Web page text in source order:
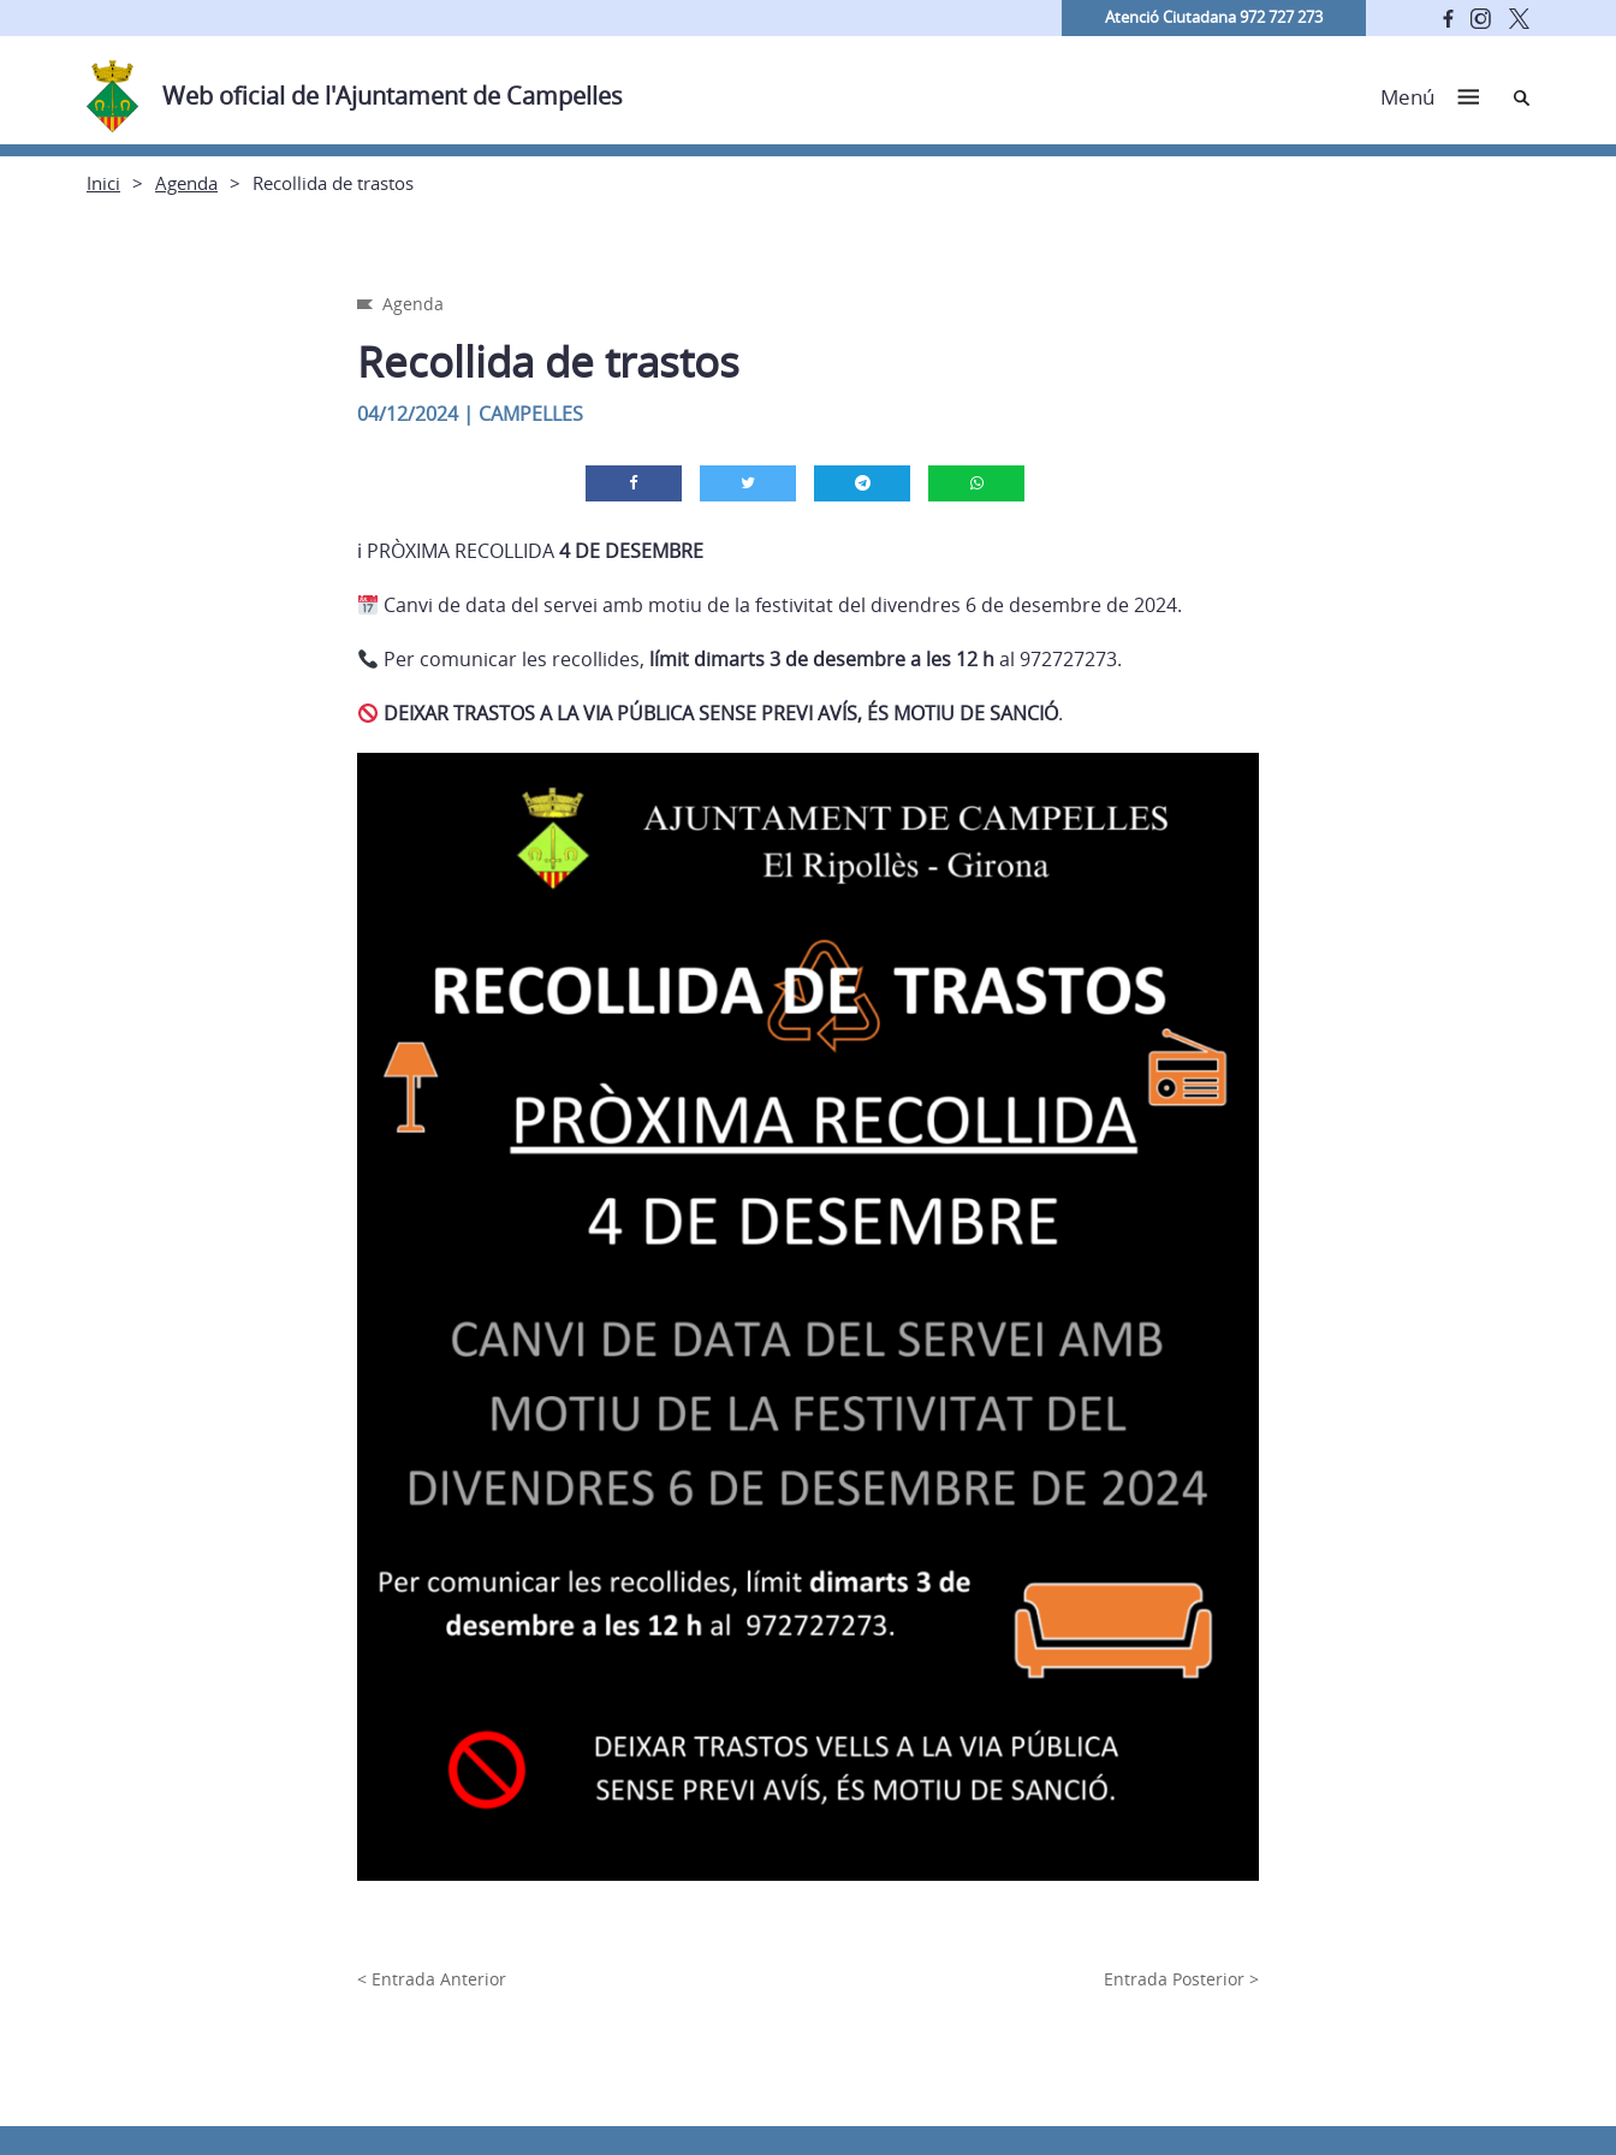
Atenció Ciutadana 972 727 273
Web oficial de l'Ajuntament de Campelles Menú Cerca
Inici Agenda Recollida de trastos
Agenda
Recollida de trastos
04/12/2024| CAMPELLES
ℹ PRÒXIMA RECOLLIDA4 DE DESEMBRE
Canvi de data del servei amb motiu de la festivitat del divendres 6 de desembre de 2024.
Per comunicar les recollides, límit dimarts 3 de desembre a les 12 hal 972727273.
DEIXAR TRASTOS A LA VIA PÚBLICA SENSE PREVI AVÍS, ÉS MOTIU DE SANCIÓ.
< Entrada Anterior Entrada Posterior >